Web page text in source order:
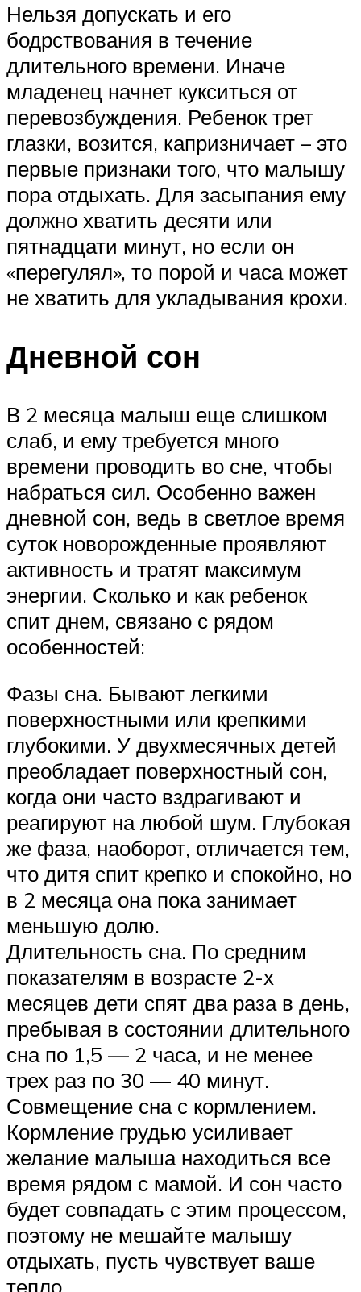
Нельзя допускать и его
бодрствования в течение
длительного времени. Иначе
младенец начнет кукситься от
перевозбуждения. Ребенок трет
глазки, возится, капризничает – это
первые признаки того, что малышу
пора отдыхать. Для засыпания ему
должно хватить десяти или
пятнадцати минут, но если он
«перегулял», то порой и часа может
не хватить для укладывания крохи.
Дневной сон
В 2 месяца малыш еще слишком
слаб, и ему требуется много
времени проводить во сне, чтобы
набраться сил. Особенно важен
дневной сон, ведь в светлое время
суток новорожденные проявляют
активность и тратят максимум
энергии. Сколько и как ребенок
спит днем, связано с рядом
особенностей:
Фазы сна. Бывают легкими
поверхностными или крепкими
глубокими. У двухмесячных детей
преобладает поверхностный сон,
когда они часто вздрагивают и
реагируют на любой шум. Глубокая
же фаза, наоборот, отличается тем,
что дитя спит крепко и спокойно, но
в 2 месяца она пока занимает
меньшую долю.
Длительность сна. По средним
показателям в возрасте 2-х
месяцев дети спят два раза в день,
пребывая в состоянии длительного
сна по 1,5 — 2 часа, и не менее
трех раз по 30 — 40 минут.
Совмещение сна с кормлением.
Кормление грудью усиливает
желание малыша находиться все
время рядом с мамой. И сон часто
будет совпадать с этим процессом,
поэтому не мешайте малышу
отдыхать, пусть чувствует ваше
тепло.